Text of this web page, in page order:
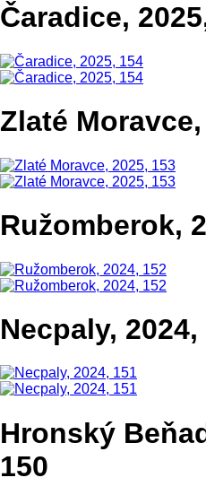
Čaradice,
Zlaté
Ružomberok,
Necpaly, 2024,
Hronský
150